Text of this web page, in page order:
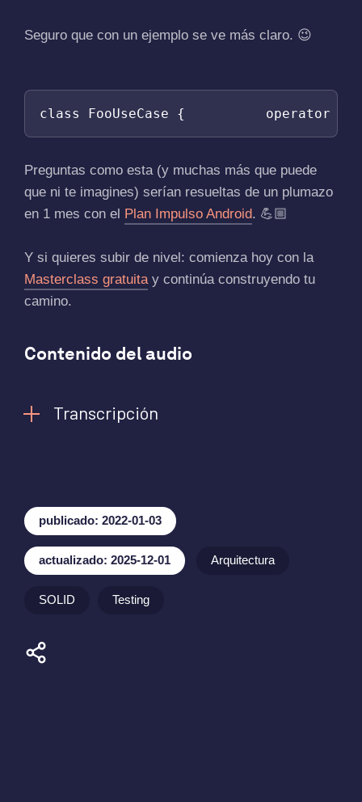
Seguro que con un ejemplo se ve más claro. 😉
class FooUseCase {          operator
Preguntas como esta (y muchas más que puede
que ni te imagines) serían resueltas de un plumazo
en 1 mes con el
Plan Impulso Android. 💪🏼
Y si quieres subir de nivel: comienza hoy con la
Masterclass gratuitay continúa construyendo tu
camino.
Contenido del audio
Transcripción
publicado: 2022-01-03
actualizado: 2025-12-01 Arquitectura
SOLID Testing